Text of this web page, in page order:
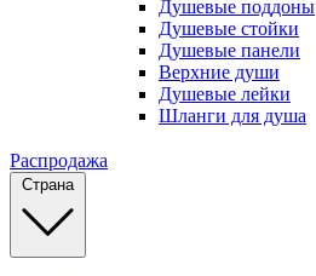
Душевые поддоны
Душевые стойки
Душевые панели
Верхние души
Душевые лейки
Шланги для душа
Распродажа
Страна